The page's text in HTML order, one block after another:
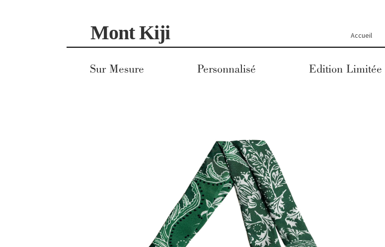
Aller
à
la
navigation
Aller
au
contenu
Mont Kiji Accueil
Sur Mesure Personnalisé Edition Limitée